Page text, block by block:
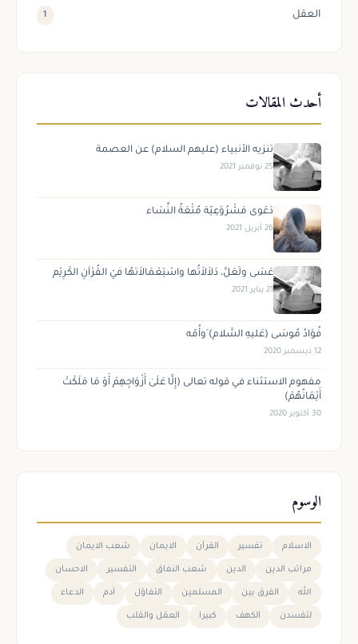
العقل 1
أحدث المقالات
تنزيه الأنبياء (عليهم السلام) عن العصمة
25 نوفمبر 2021
دَعْوى مَشْرُوْعِيّة مُتْعَةُ النِّسَاء
26 أبريل 2021
عَسَى ولَعَلَّ، دَلاَلاَتُها واسْتِعْمَالاَتهُا فيْ القُرْآنِ الكَرِيْم
21 يناير 2021
فُؤادُ مُوسَى (عَليهِ السَّلام) َوأُمّه
12 ديسمبر 2020
مفهوم الاستثناء في قوله تعالى (إِلَّا عَلَىٰ أَزْوَاجِهِمْ أَوْ مَا مَلَكَتْ
أَيْمَانُهُمْ)
30 أكتوبر 2020
الوسوم
الاسلام تفسير القرآن الايمان شعب الايمان
مراتب الدين الدين شعب النفاق التفسير الاحسان
الله الفرق بين المسلمين التفاؤل آدم الدعاء
لتفسدن الكهف كبيرا العقل والقلب